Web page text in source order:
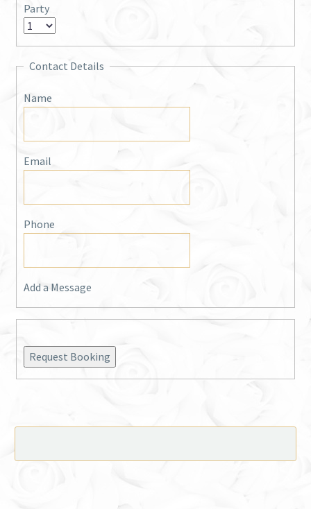
Party
Contact Details
Name
Email
Phone
Add a Message
Request Booking